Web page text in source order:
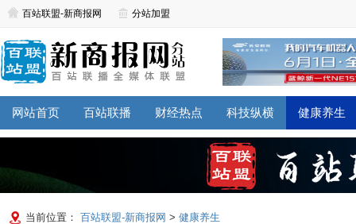
百站联盟-新商报网 分站加盟
网站首页 百站联播 财经热点 科技纵横 健康养生
当前位置： 百站联盟-新商报网 > 健康养生